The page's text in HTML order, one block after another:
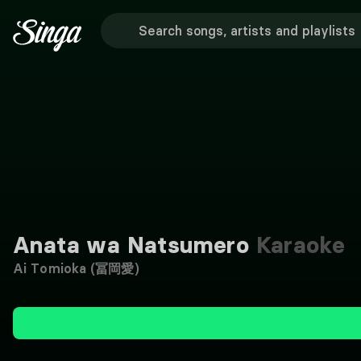
Anata wa Natsumero Karaoke
Ai Tomioka (冨岡愛)